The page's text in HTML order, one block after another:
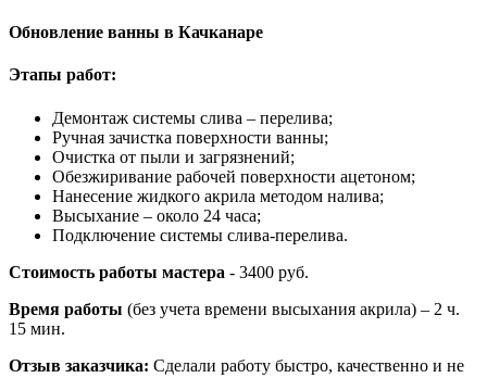
Обновление ванны в Качканаре
Этапы работ:
Демонтаж системы слива – перелива;
Ручная зачистка поверхности ванны;
Очистка от пыли и загрязнений;
Обезжиривание рабочей поверхности ацетоном;
Нанесение жидкого акрила методом налива;
Высыхание – около 24 часа;
Подключение системы слива-перелива.
Стоимость работы мастера - 3400 руб.
Время работы (без учета времени высыхания акрила) – 2 ч.
15 мин.
Отзыв заказчика: Сделали работу быстро, качественно и не